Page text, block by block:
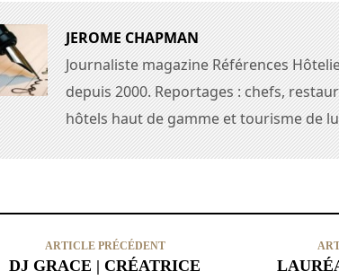
JEROME CHAPMAN
Journaliste magazine Références
depuis 2000. Reportages : chefs,
hôtels haut de gamme et tourisme de
ARTICLE PRÉCÉDENT
DJ GRACE | CRÉATRICE